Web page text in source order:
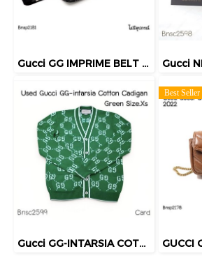
Gucci GG IMPRIME BELT BAG BLACK
Gucci GG-INTARSIA COTTON CADIGAN GREEN SIZE.XS
Best Seller